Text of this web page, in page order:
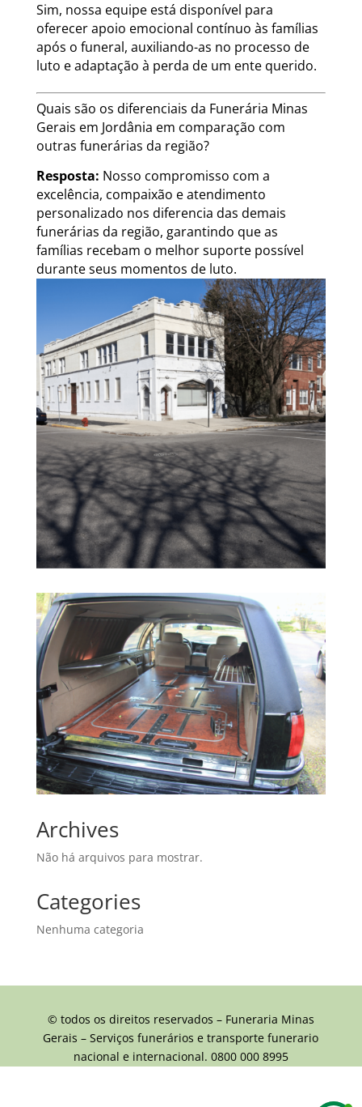
Sim, nossa equipe está disponível para
oferecer apoio emocional contínuo às famílias
após o funeral, auxiliando-as no processo de
luto e adaptação à perda de um ente querido.
Quais são os diferenciais da Funerária Minas
Gerais em Jordânia em comparação com
outras funerárias da região?
Resposta: Nosso compromisso com a
excelência, compaixão e atendimento
personalizado nos diferencia das demais
funerárias da região, garantindo que as
famílias recebam o melhor suporte possível
durante seus momentos de luto.
Archives
Não há arquivos para mostrar.
Categories
Nenhuma categoria
© todos os direitos reservados – Funeraria Minas
Gerais – Serviços funerários e transporte funerario
nacional e internacional. 0800 000 8995